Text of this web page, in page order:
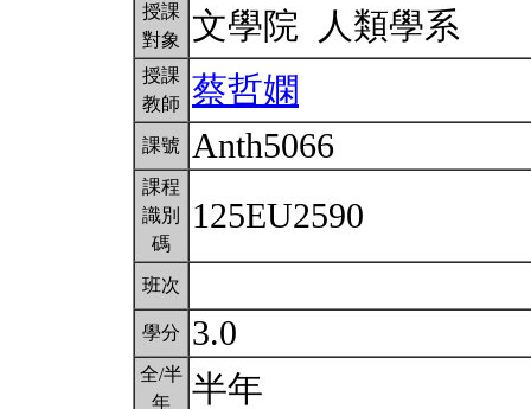
授課
對象
文學院 人類學系
授課
教師
蔡哲嫻
課號 Anth5066
課程
識別
碼
125EU2590
班次
學分 3.0
全/半
年
半年